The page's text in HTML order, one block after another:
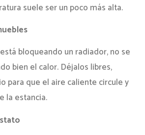
suele ser un poco más alta.
bloqueando un radiador, no se
bien el calor. Déjalos libres,
para que el aire caliente circule y
la estancia.